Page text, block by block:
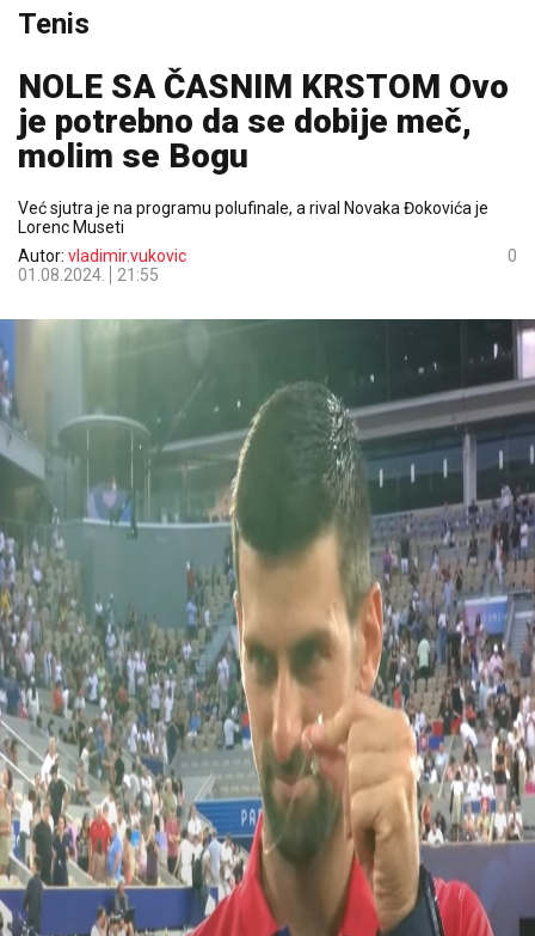
Tenis
NOLE SA ČASNIM KRSTOM Ovo
je potrebno da se dobije meč,
molim se Bogu
Već sjutra je na programu polufinale, a rival Novaka Đokovića je
Lorenc Museti
Autor: vladimir.vukovic
01.08.2024.
21:55
0